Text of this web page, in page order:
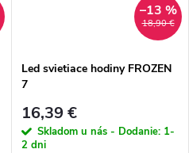
18,90 €
–13 %
Led svietiace hodiny FROZEN
7
16,39 €
Skladom u nás - Dodanie: 1-
2 dni